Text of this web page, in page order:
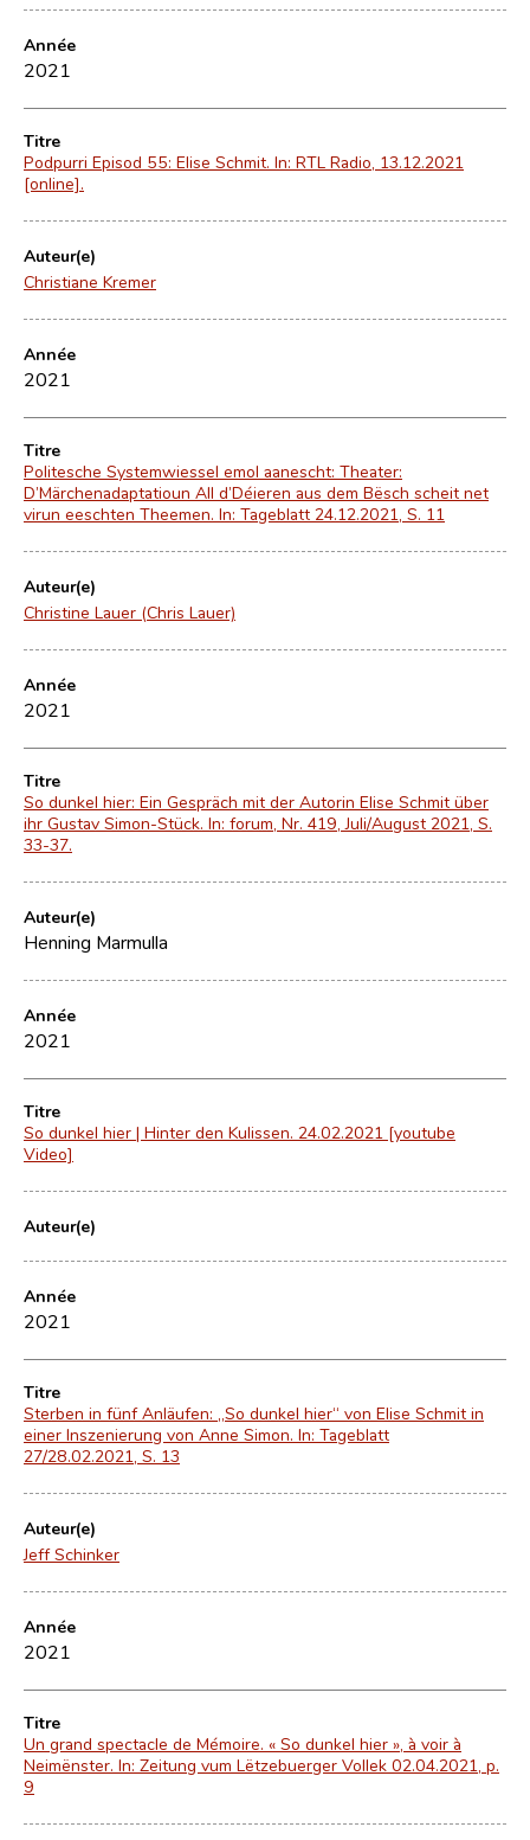
Année
2021
Titre
Podpurri Episod 55: Elise Schmit. In: RTL Radio, 13.12.2021
[online].
Auteur(e)
Christiane Kremer
Année
2021
Titre
Politesche Systemwiessel emol aanescht: Theater:
D’Märchenadaptatioun All d’Déieren aus dem Bësch scheit net
virun eeschten Theemen. In: Tageblatt 24.12.2021, S. 11
Auteur(e)
Christine Lauer (Chris Lauer)
Année
2021
Titre
So dunkel hier: Ein Gespräch mit der Autorin Elise Schmit über
ihr Gustav Simon-Stück. In: forum, Nr. 419, Juli/August 2021, S.
33-37.
Auteur(e)
Henning Marmulla
Année
2021
Titre
So dunkel hier | Hinter den Kulissen. 24.02.2021 [youtube
Video]
Auteur(e)
Année
2021
Titre
Sterben in fünf Anläufen: „So dunkel hier“ von Elise Schmit in
einer Inszenierung von Anne Simon. In: Tageblatt
27/28.02.2021, S. 13
Auteur(e)
Jeff Schinker
Année
2021
Titre
Un grand spectacle de Mémoire. « So dunkel hier », à voir à
Neimënster. In: Zeitung vum Lëtzebuerger Vollek 02.04.2021, p.
9